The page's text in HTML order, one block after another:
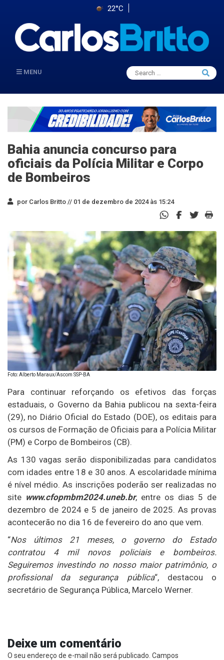
22°C
MENU
Search
for:
Search
Bahia anuncia concurso para
oficiais da Polícia Militar e Corpo
de Bombeiros
por Carlos Britto // 01 de dezembro de 2024 às 15:24
Foto: Alberto Maraux/Ascom SSP-BA
Para continuar reforçando os efetivos das forças
estaduais, o Governo da Bahia publicou na sexta-feira
(29), no Diário Oficial do Estado (DOE), os editais para
os cursos de Formação de Oficiais para a Polícia Militar
(PM) e Corpo de Bombeiros (CB).
As 130 vagas serão disponibilizadas para candidatos
com idades entre 18 e 30 anos. A escolaridade mínima
é nível médio. As inscrições poderão ser realizadas no
site www.cfopmbm2024.uneb.br, entre os dias 5 de
dezembro de 2024 e 5 de janeiro de 2025. As provas
acontecerão no dia 16 de fevereiro do ano que vem.
“Nos últimos 21 meses, o governo do Estado
contratou 4 mil novos policiais e bombeiros.
Seguiremos investindo no nosso maior patrimônio, o
profissional da segurança pública“, destacou o
secretário de Segurança Pública, Marcelo Werner.
Deixe um comentário
O seu endereço de e-mail não será publicado. Campos